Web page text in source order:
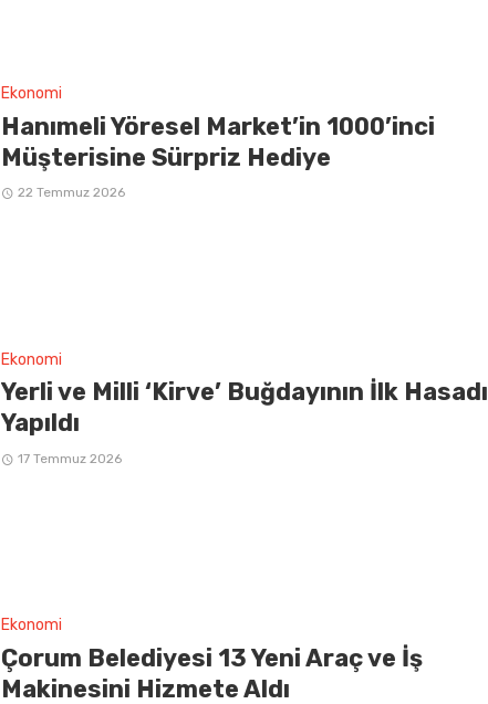
Ekonomi
Hanımeli Yöresel Market’in 1000’inci
Müşterisine Sürpriz Hediye
22 Temmuz 2026
Ekonomi
Yerli ve Milli ‘Kirve’ Buğdayının İlk Hasadı
Yapıldı
17 Temmuz 2026
Ekonomi
Çorum Belediyesi 13 Yeni Araç ve İş
Makinesini Hizmete Aldı